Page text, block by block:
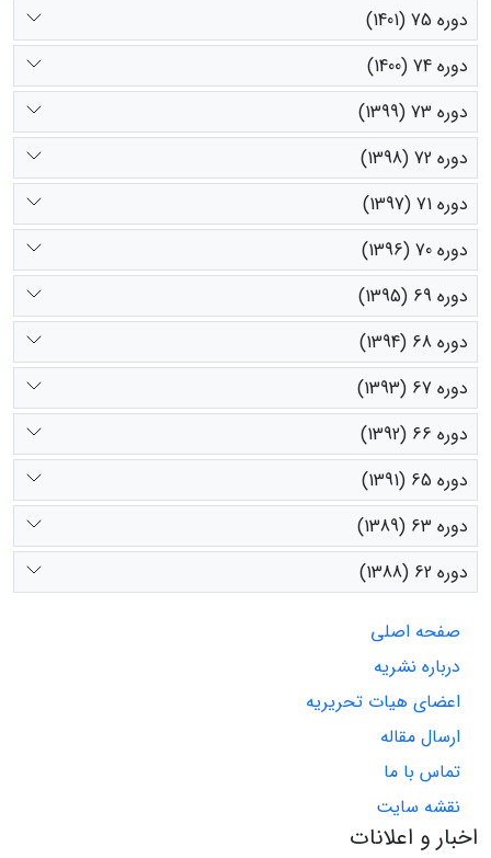
دوره 75 (1401)
دوره 74 (1400)
دوره 73 (1399)
دوره 72 (1398)
دوره 71 (1397)
دوره 70 (1396)
دوره 69 (1395)
دوره 68 (1394)
دوره 67 (1393)
دوره 66 (1392)
دوره 65 (1391)
دوره 63 (1389)
دوره 62 (1388)
صفحه اصلی
درباره نشریه
اعضای هیات تحریریه
ارسال مقاله
تماس با ما
نقشه سایت
اخبار و اعلانات